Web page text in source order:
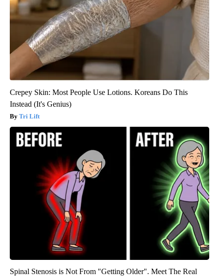
Crepey Skin: Most People Use Lotions. Koreans Do This
Instead (It's Genius)
Tri Lift
Spinal Stenosis is Not From "Getting Older". Meet The Real